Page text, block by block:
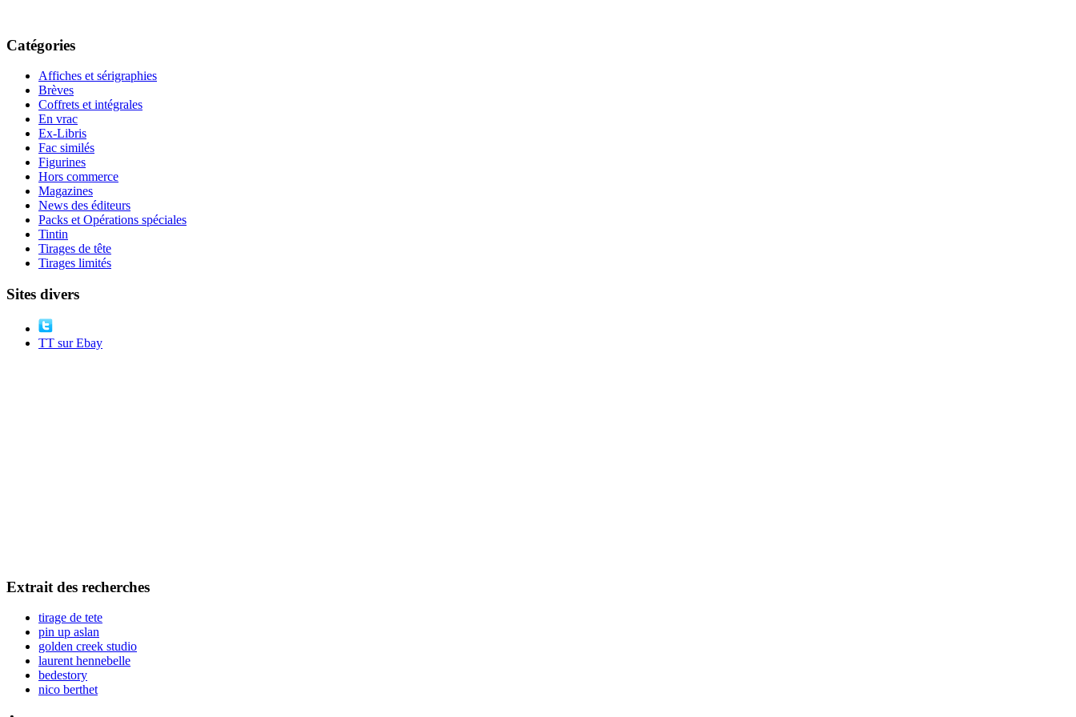
Catégories
Affiches et sérigraphies
Brèves
Coffrets et intégrales
En vrac
Ex-Libris
Fac similés
Figurines
Hors commerce
Magazines
News des éditeurs
Packs et Opérations spéciales
Tintin
Tirages de tête
Tirages limités
Sites divers
TT sur Ebay
Extrait des recherches
tirage de tete
pin up aslan
golden creek studio
laurent hennebelle
bedestory
nico berthet